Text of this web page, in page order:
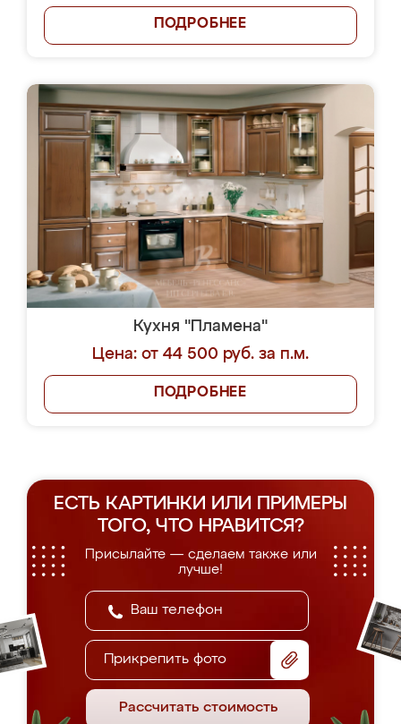
ПОДРОБНЕЕ
Кухня "Пламена"
Цена: от 44 500 руб. за п.м.
ПОДРОБНЕЕ
ЕСТЬ КАРТИНКИ ИЛИ ПРИМЕРЫ
ТОГО, ЧТО НРАВИТСЯ?
Присылайте — сделаем также или
лучше!
Прикрепить фото
Рассчитать стоимость